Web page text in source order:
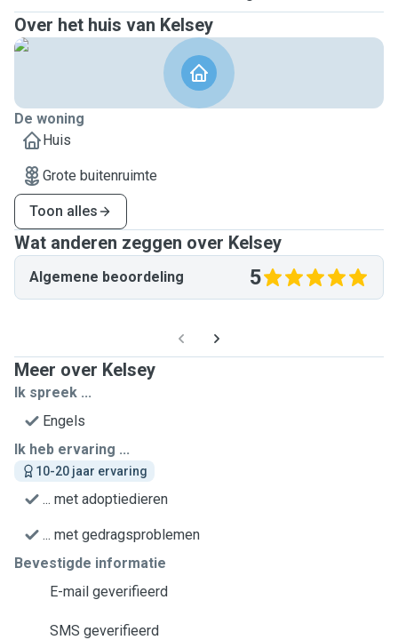
Over het huis van Kelsey
De woning
Huis
Grote buitenruimte
Toon alles
Wat anderen zeggen over Kelsey
Algemene beoordeling 5
Meer over Kelsey
Ik spreek ...
Engels
Ik heb ervaring ...
10-20 jaar ervaring
... met adoptiedieren
... met gedragsproblemen
Bevestigde informatie
E-mail geverifieerd
SMS geverifieerd